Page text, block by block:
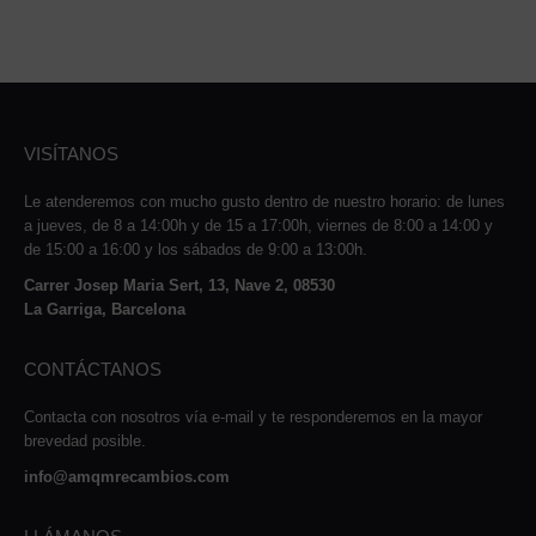
VISÍTANOS
Le atenderemos con mucho gusto dentro de nuestro horario: de lunes
a jueves, de 8 a 14:00h y de 15 a 17:00h, viernes de 8:00 a 14:00 y
de 15:00 a 16:00 y los sábados de 9:00 a 13:00h.
Carrer Josep Maria Sert, 13, Nave 2, 08530
La Garriga, Barcelona
CONTÁCTANOS
Contacta con nosotros vía e-mail y te responderemos en la mayor
brevedad posible.
info@amqmrecambios.com